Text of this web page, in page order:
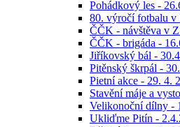
Pohádkový les -
80. výročí fotbalu v
ČČK - návštěva v
ČČK - brigáda -
Jiříkovský bál -
Pitěnský škrpál -
Pietní akce - 29. 4.
Stavění máje a
Velikonoční dílny -
Ukliďme Pitín -